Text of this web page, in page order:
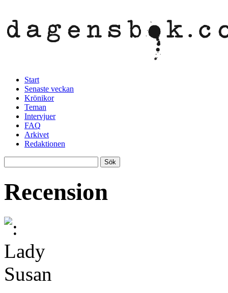
Start
Senaste veckan
Krönikor
Teman
Intervjuer
FAQ
Arkivet
Redaktionen
Recension